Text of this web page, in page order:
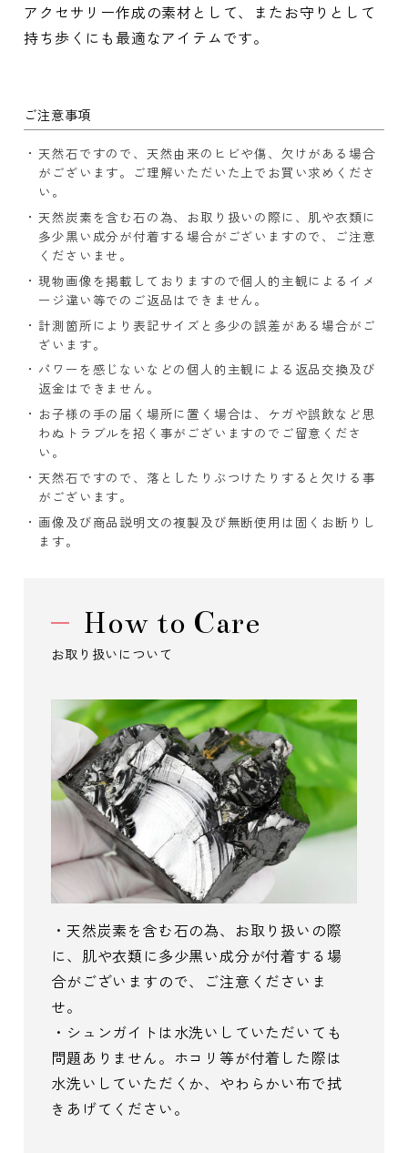
アクセサリー作成の素材として、またお守りとして
持ち歩くにも最適なアイテムです。
ご注意事項
天然石ですので、天然由来のヒビや傷、欠けがある場合
がございます。ご理解いただいた上でお買い求めくださ
い。
天然炭素を含む石の為、お取り扱いの際に、肌や衣類に
多少黒い成分が付着する場合がございますので、ご注意
くださいませ。
現物画像を掲載しておりますので個人的主観によるイメ
ージ違い等でのご返品はできません。
計測箇所により表記サイズと多少の誤差がある場合がご
ざいます。
パワーを感じないなどの個人的主観による返品交換及び
返金はできません。
お子様の手の届く場所に置く場合は、ケガや誤飲など思
わぬトラブルを招く事がございますのでご留意くださ
い。
天然石ですので、落としたりぶつけたりすると欠ける事
がございます。
画像及び商品説明文の複製及び無断使用は固くお断りし
ます。
How to Care
お取り扱いについて
・天然炭素を含む石の為、お取り扱いの際
に、肌や衣類に多少黒い成分が付着する場
合がございますので、ご注意くださいま
せ。
・シュンガイトは水洗いしていただいても
問題ありません。ホコリ等が付着した際は
水洗いしていただくか、やわらかい布で拭
きあげてください。